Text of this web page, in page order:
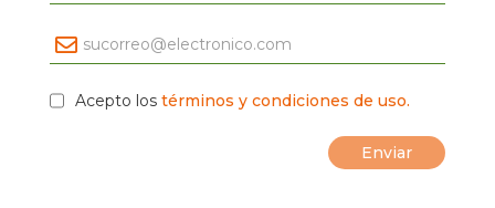
Acepto los términos y condiciones de uso.